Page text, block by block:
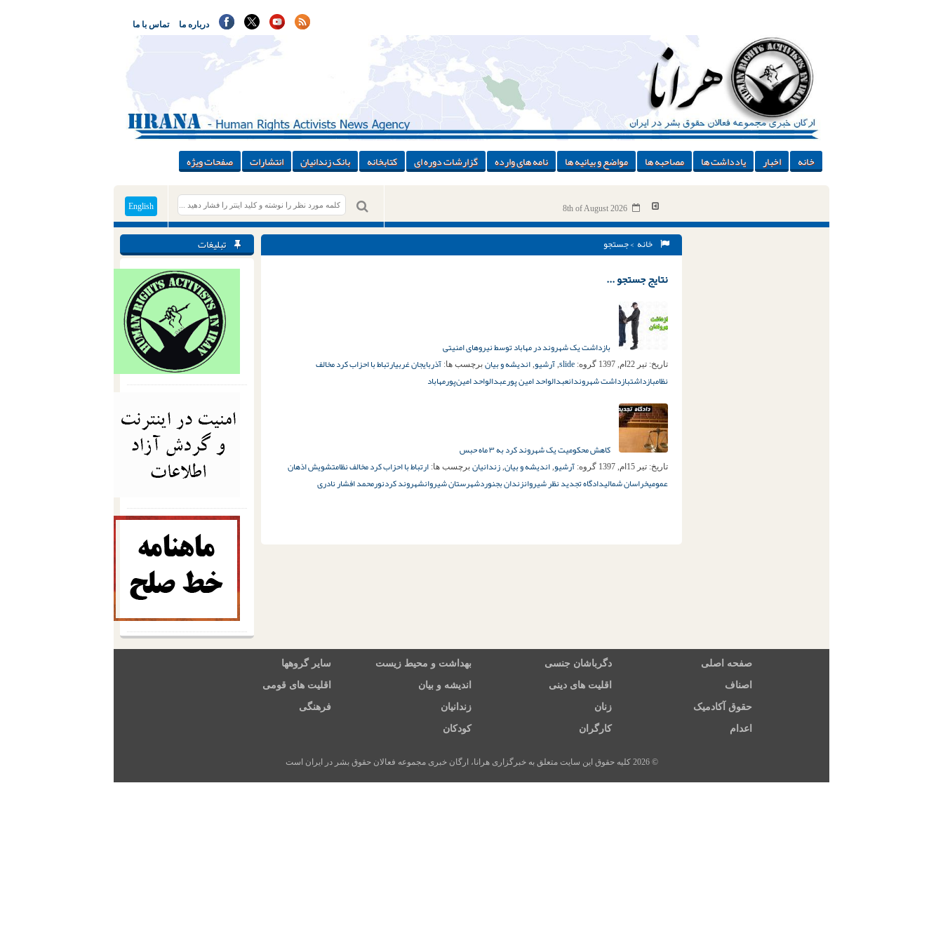
تماس با ما درباره ما
خانه اخبار یادداشت ها مصاحبه ها مواضع و بیانیه ها نامه های وارده گزارشات دوره ای کتابخانه بانک زندانیان انتشارات صفحات ویژه
English 8th of August 2026
تبلیغات خانه > جستجو
نتایج جستجو ...
بازداشت یک شهروند در مهاباد توسط نیروهای امنیتی
تاریخ: تیر 22ام, 1397 گروه: slide
, آرشیو, اندیشه و بیان برچسب ها: آذربایجان غربیارتباط با احزاب کرد مخالف
نظامبازداشتبازداشت شهروندانعبدالواحد امین پورعبدالواحد امین‌پورمهاباد
کاهش محکومیت یک شهروند کرد به ۳ ماه حبس
تاریخ: تیر 15ام, 1397 گروه: آرشیو, اندیشه و بیان, زندانیان برچسب ها: ارتباط با احزاب کرد مخالف نظامتشویش اذهان
عمومیخراسان شمالیدادگاه تجدید نظر شیروانزندان بجنوردشهرستان شیروانشهروند کردنورمحمد افشار نادری
صفحه اصلی دگرباشان جنسی بهداشت و محیط زیست سایر گروهها
اصناف اقلیت های دینی اندیشه و بیان اقلیت های قومی
حقوق آکادمیک زنان زندانیان فرهنگی
اعدام کارگران کودکان
© 2026 کلیه حقوق این سایت متعلق به خبرگزاری هرانا، ارگان خبری مجموعه فعالان حقوق بشر در ایران است